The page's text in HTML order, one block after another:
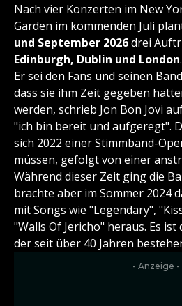
Nach vier Konzerten im New
Garden im kommenden Juli
und September 2026drei
Edinburgh, Dublin und London.
Er sei den Fans und seinen
dass sie ihm Zeit gegeben
werden, schrieb Jon Bon Jovi
"ich bin bereit und aufgeregt".
sich 2022 einer Stimmband-
müssen, gefolgt von einer
Während dieser Zeit ging die
brachte aber im Sommer 2024
mit Songs wie "Legendary",
"Walls Of Jericho" heraus. Es ist
der seit über 40 Jahren
- Anzeige -